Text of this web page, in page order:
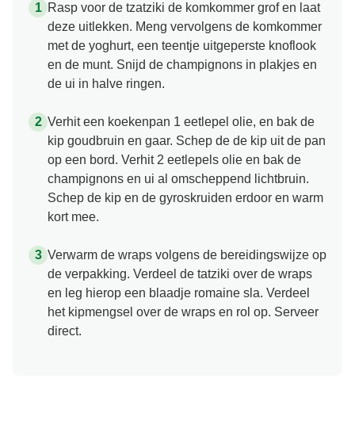
Rasp voor de tzatziki de komkommer grof en laat
deze uitlekken. Meng vervolgens de komkommer
met de yoghurt, een teentje uitgeperste knoflook
en de munt. Snijd de champignons in plakjes en
de ui in halve ringen.
Verhit een koekenpan 1 eetlepel olie, en bak de
kip goudbruin en gaar. Schep de de kip uit de pan
op een bord. Verhit 2 eetlepels olie en bak de
champignons en ui al omscheppend lichtbruin.
Schep de kip en de gyroskruiden erdoor en warm
kort mee.
Verwarm de wraps volgens de bereidingswijze op
de verpakking. Verdeel de tatziki over de wraps
en leg hierop een blaadje romaine sla. Verdeel
het kipmengsel over de wraps en rol op. Serveer
direct.